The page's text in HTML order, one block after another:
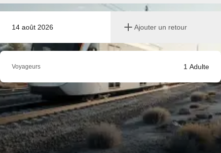
14 août 2026 Ajouter un retour
Voyageurs 1 Adulte